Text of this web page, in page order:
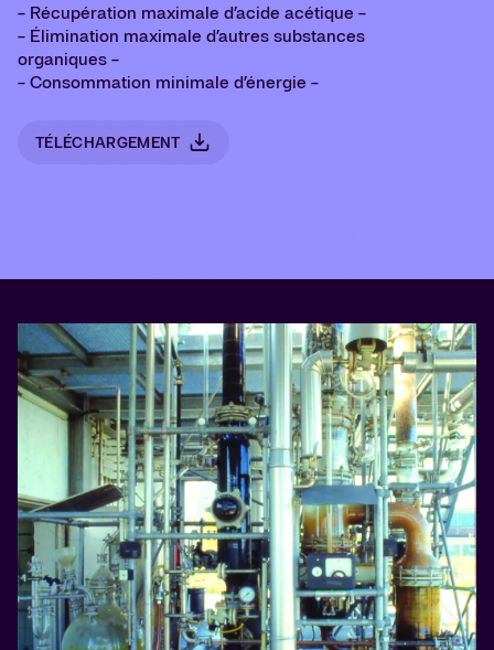
- Récupération maximale d’acide acétique -
- Élimination maximale d’autres substances
organiques -
- Consommation minimale d’énergie -
TÉLÉCHARGEMENT